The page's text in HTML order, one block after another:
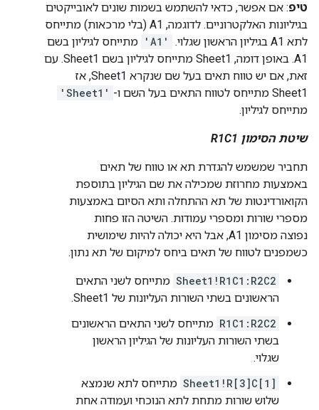
טיפ: אם אפשר, כדאי להשתמש בשמות שונים לאובייקטים
בגיליונות האלקטרוניים. לדוגמה, A1 (בלי מרכאות) מתייחס
לתא A1 בגיליון הראשון שגלוי. ‫
'A1' מתייחס לגיליון בשם
A1. באופן דומה, Sheet1 מתייחס לגיליון בשם Sheet1. עם
זאת, אם יש טווח תאים בעל שם שנקרא Sheet1, אז
Sheet1 מתייחס לטווח התאים בעל השם ו-
'Sheet1'
מתייחס לגיליון.
שיטת הסימון R1C1
תחביר שמשמש להגדרת תא או טווח של תאים
באמצעות מחרוזת שמכילה את שם הגיליון בתוספת
הקואורדינטות של תא ההתחלה ותא הסיום באמצעות
מספרי שורות ומספרי עמודות. השיטה הזו פחות
נפוצה מסימון A1, אבל היא יכולה להיות שימושית
כשמפנים לטווח של תאים ביחס למיקום של תא נתון.
Sheet1!R1C1:R2C2 מתייחס לשני התאים
הראשונים בשתי השורות העליונות של Sheet1.
R1C1:R2C2 מתייחס לשני התאים הראשונים
בשתי השורות העליונות של הגיליון הראשון
שגלוי.
Sheet1!R[3]C[1] מתייחס לתא שנמצא
שלוש שורות מתחת לתא הנוכחי ועמודה אחת